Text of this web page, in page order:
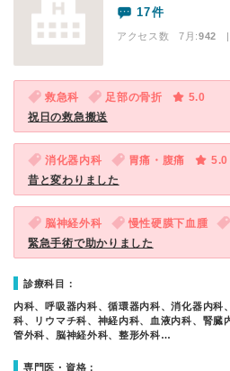
17件
アクセス数 7月:942 |
救急科 足部の骨折
5.0
祝日の救急搬送
消化器内科 胃痛・腹痛
5.0
昔と変わりました
脳神経外科 慢性硬膜下血腫
緊急手術で助かりました
診療科目：
内科、呼吸器内科、循環器内科、消化器内科
科、リウマチ科、神経内科、血液内科、腎臓
管外科、脳神経外科、整形外科…
専門医・資格：